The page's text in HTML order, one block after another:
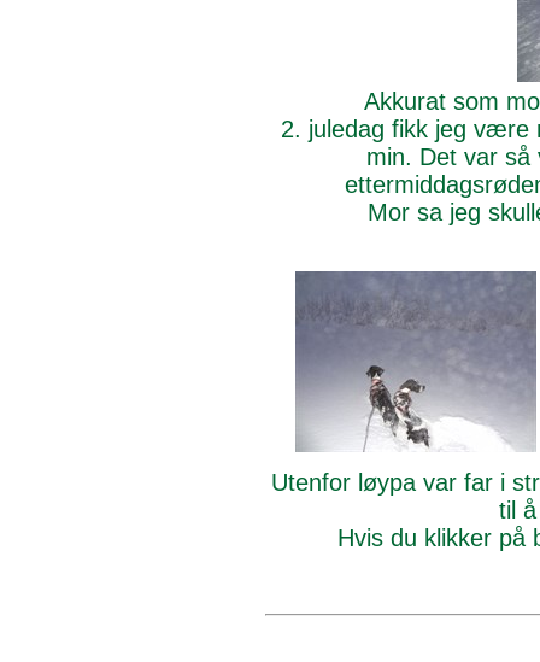
Akkurat som
2. juledag fikk jeg være
min. Det var så
Mor sa jeg
Utenfor løypa var far i
til
Hvis du klikker på